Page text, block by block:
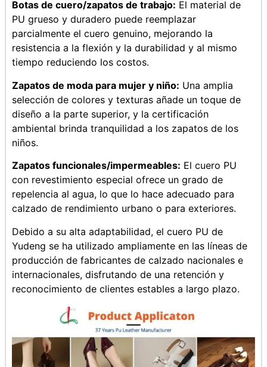
Botas de cuero/zapatos de trabajo: El material de
PU grueso y duradero puede reemplazar
parcialmente el cuero genuino, mejorando la
resistencia a la flexión y la durabilidad y al mismo
tiempo reduciendo los costos.
Zapatos de moda para mujer y niño: Una amplia
selección de colores y texturas añade un toque de
diseño a la parte superior, y la certificación
ambiental brinda tranquilidad a los zapatos de los
niños.
Zapatos funcionales/impermeables: El cuero PU
con revestimiento especial ofrece un grado de
repelencia al agua, lo que lo hace adecuado para
calzado de rendimiento urbano o para exteriores.
Debido a su alta adaptabilidad, el cuero PU de
Yudeng se ha utilizado ampliamente en las líneas de
producción de fabricantes de calzado nacionales e
internacionales, disfrutando de una retención y
reconocimiento de clientes estables a largo plazo.